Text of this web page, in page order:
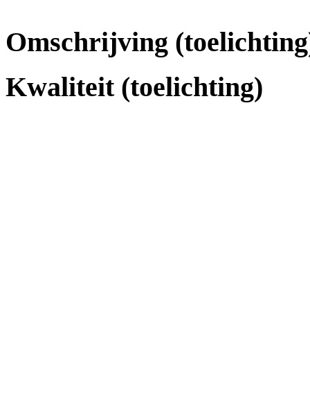
Omschrijving
Kwaliteit (toelichting)